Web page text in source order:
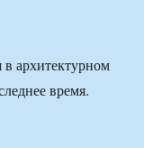
архитектурном
время.